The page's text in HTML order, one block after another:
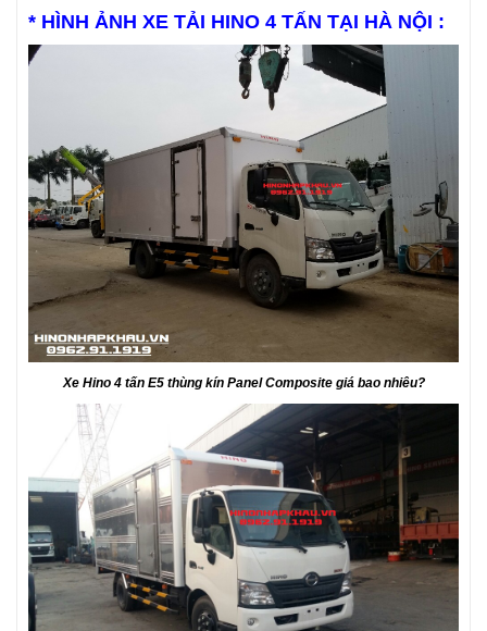
* HÌNH ẢNH XE TẢI HINO 4 TẤN TẠI HÀ NỘI :
Xe Hino 4 tấn E5 thùng kín Panel Composite giá bao nhiêu?